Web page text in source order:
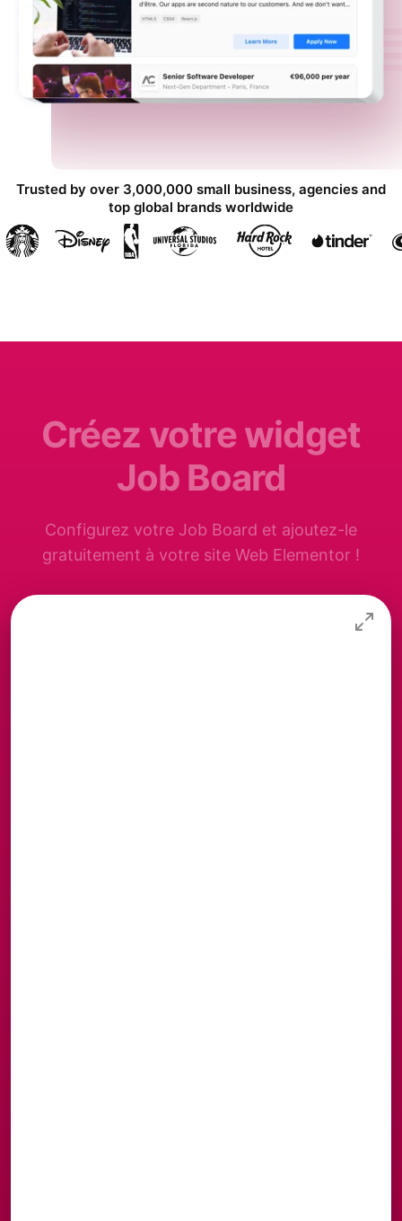
Trusted by over 3,000,000 small business, agencies and
top global brands worldwide
Créez votre widget
Job Board
Configurez votre Job Board et ajoutez-le
gratuitement à votre site Web Elementor !